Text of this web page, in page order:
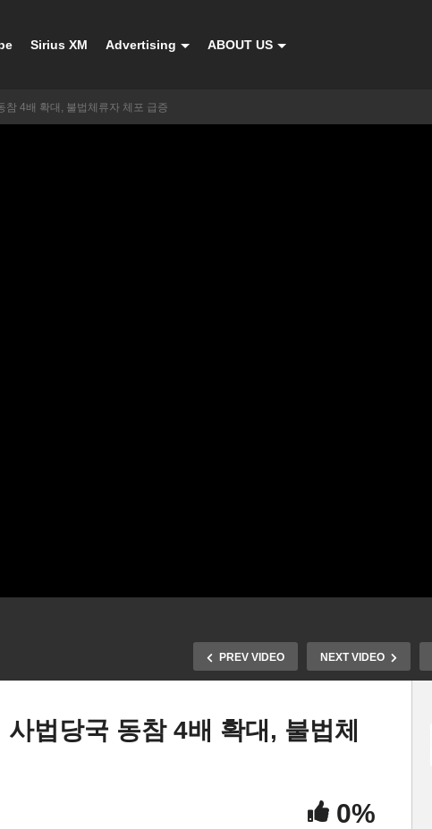
Sirius XM Advertising ABOUT US
참 4배 확대, 불법체류자 체포 급증
PREV VIDEO NEXT VIDEO
법당국 동참 4배 확대, 불법체
0%